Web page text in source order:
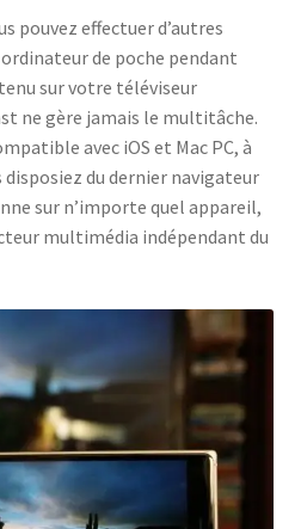
pouvez effectuer d’autres
de poche pendant
sur votre téléviseur
ne gère jamais le multitâche.
avec iOS et Mac PC, à
du dernier navigateur
sur n’importe quel appareil,
multimédia indépendant du